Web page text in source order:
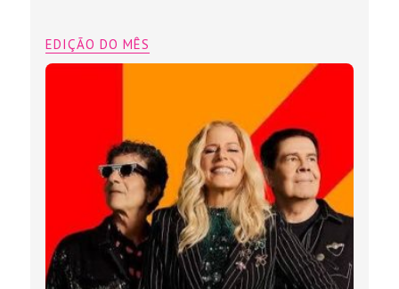
EDIÇÃO DO MÊS